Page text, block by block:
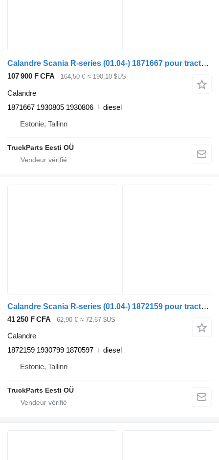
Calandre Scania R-series (01.04-) 1871667 pour tracteur routier Scania P,G,R,T-series (2004-2017)
107 900 F CFA 164,50 € ≈ 190,10 $US
Calandre
1871667 1930805 1930806
diesel
Estonie, Tallinn
TruckParts Eesti OÜ
Calandre Scania R-series (01.04-) 1872159 pour tracteur routier Scania P,G,R,T-series (2004-2017)
41 250 F CFA 62,90 € ≈ 72,67 $US
Calandre
1872159 1930799 1870597
diesel
Estonie, Tallinn
TruckParts Eesti OÜ